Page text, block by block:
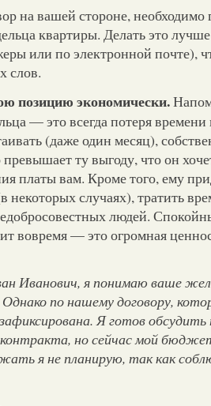
на вашей стороне, необходимо
квартиры. Делать это
или по электронной почте),
слов.
позицию экономически.
— это всегда потеря времени
(даже один месяц),
ту выгоду, что он
платы вам. Кроме того, ему
некоторых случаях), тратить
людей.
вовремя — это огромная
Иванович, я понимаю ваше
Однако по нашему договору,
Я готов обсудить
но сейчас мой
я не планирую, так как